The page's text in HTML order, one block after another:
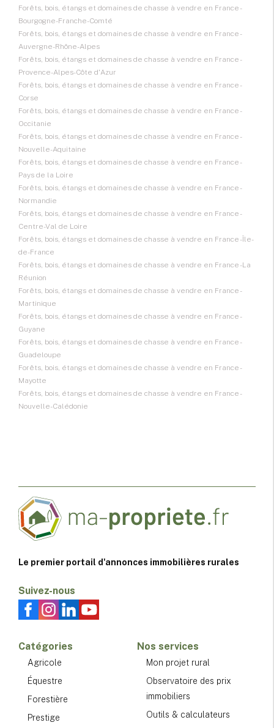
Forêts, bois, étangs et domaines de chasse à vendre en France -
Bourgogne-Franche-Comté
Forêts, bois, étangs et domaines de chasse à vendre en France -
Auvergne-Rhône-Alpes
Forêts, bois, étangs et domaines de chasse à vendre en France -
Provence-Alpes-Côte d'Azur
Forêts, bois, étangs et domaines de chasse à vendre en France -
Corse
Forêts, bois, étangs et domaines de chasse à vendre en France -
Occitanie
Forêts, bois, étangs et domaines de chasse à vendre en France -
Nouvelle-Aquitaine
Forêts, bois, étangs et domaines de chasse à vendre en France -
Pays de la Loire
Forêts, bois, étangs et domaines de chasse à vendre en France -
Normandie
Forêts, bois, étangs et domaines de chasse à vendre en France -
Centre-Val de Loire
Forêts, bois, étangs et domaines de chasse à vendre en France - Île-
de-France
Forêts, bois, étangs et domaines de chasse à vendre en France - La
Réunion
Forêts, bois, étangs et domaines de chasse à vendre en France -
Martinique
Forêts, bois, étangs et domaines de chasse à vendre en France -
Guyane
Forêts, bois, étangs et domaines de chasse à vendre en France -
Guadeloupe
Forêts, bois, étangs et domaines de chasse à vendre en France -
Mayotte
Forêts, bois, étangs et domaines de chasse à vendre en France -
Nouvelle-Calédonie
Le premier portail d'annonces immobilières rurales
Suivez-nous
Catégories
Agricole
Équestre
Forestière
Prestige
Nos services
Mon projet rural
Observatoire des prix
immobiliers
Outils & calculateurs